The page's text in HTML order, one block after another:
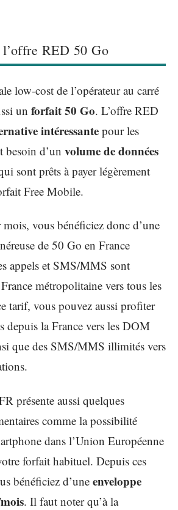
RED 50 Go
low-cost de l’opérateur au carré
un forfait 50 Go. L’offre RED
intéressantepour les
d’un volume de données
sont prêts à payer légèrement
Free Mobile.
vous bénéficiez donc d’une
de 50 Go en France
appels et SMS/MMS sont
métropolitaine vers tous les
tarif, vous pouvez aussi profiter
depuis la France vers les DOM
que des SMS/MMS illimités vers
présente aussi quelques
comme la possibilité
dans l’Union Européenne
forfait habituel. Depuis ces
bénéficiez d’une enveloppe
. Il faut noter qu’à la